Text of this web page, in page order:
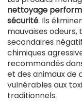
nettoyage
sécurité. Ils
mauvaises
secondaires
chimiques
recommandés
et des animaux de
vulnérables aux
traditionnels.